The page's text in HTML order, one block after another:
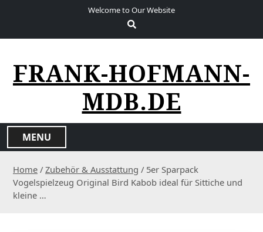
Welcome to Our Website
FRANK-HOFMANN-
MDB.DE
MENU
Home / Zubehör & Ausstattung / 5er Sparpack
Vogelspielzeug Original Bird Kabob ideal für Sittiche und
kleine …